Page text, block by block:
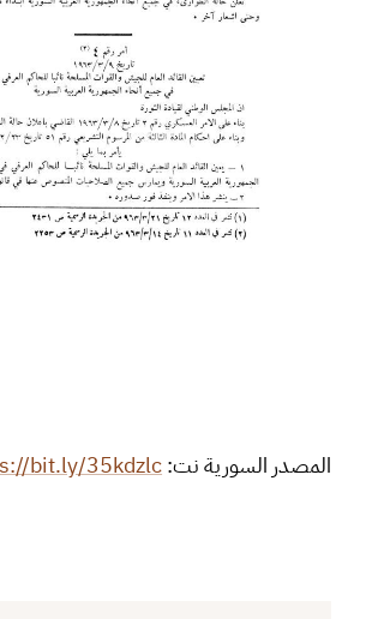
المصدر السورية نت:bit.ly/35kdzlc